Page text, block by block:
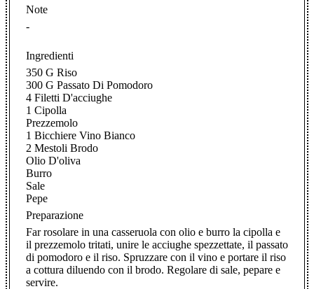
Note
-
Ingredienti
350 G Riso
300 G Passato Di Pomodoro
4 Filetti D'acciughe
1 Cipolla
Prezzemolo
1 Bicchiere Vino Bianco
2 Mestoli Brodo
Olio D'oliva
Burro
Sale
Pepe
Preparazione
Far rosolare in una casseruola con olio e burro la cipolla e
il prezzemolo tritati, unire le acciughe spezzettate, il passato
di pomodoro e il riso. Spruzzare con il vino e portare il riso
a cottura diluendo con il brodo. Regolare di sale, pepare e
servire.